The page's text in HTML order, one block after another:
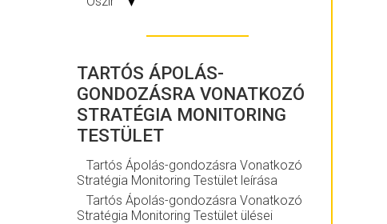
▼
TARTÓS ÁPOLÁS-
GONDOZÁSRA VONATKOZÓ
STRATÉGIA MONITORING
TESTÜLET
Tartós Ápolás-gondozásra Vonatkozó
Stratégia Monitoring Testület leírása
Tartós Ápolás-gondozásra Vonatkozó
Stratégia Monitoring Testület ülései